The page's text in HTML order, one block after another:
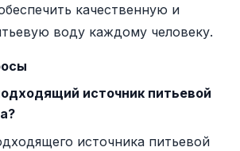
качественную и
воду каждому человеку.
источник питьевой
источника питьевой